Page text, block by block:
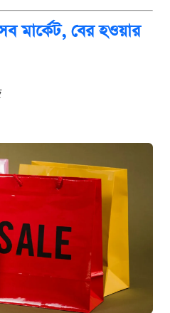
মার্কেট, বের হওয়ার